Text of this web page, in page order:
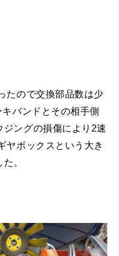
たので交換部品数は少
バンドとその相手側
ジングの損傷により2速
ヤボックスという大き
。